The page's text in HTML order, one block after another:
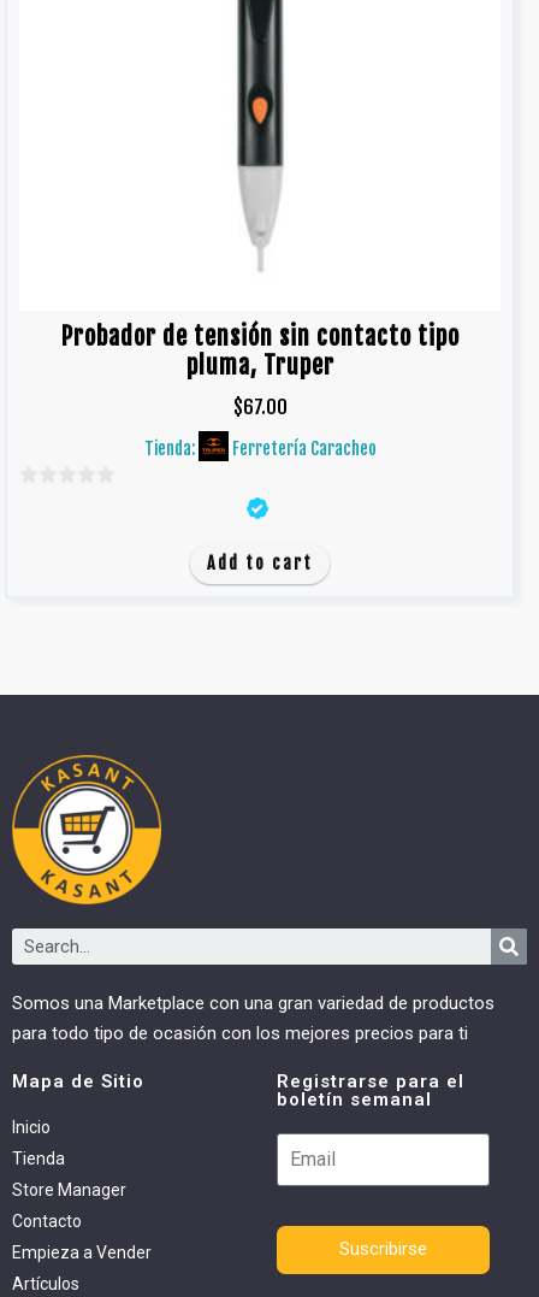
Probador de tensión sin contacto tipo
pluma, Truper
$67.00
Tienda: Ferretería Caracheo
Add to cart
Somos una Marketplace con una gran variedad de productos
para todo tipo de ocasión con los mejores precios para ti
Mapa de Sitio
Inicio
Tienda
Store Manager
Contacto
Empieza a Vender
Artículos
Registrarse para el
boletín semanal
Suscribirse